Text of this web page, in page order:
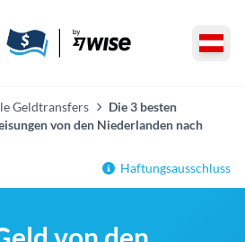
Geldtransfers
Die 3 besten
von den Niederlanden nach
Haftungsausschluss